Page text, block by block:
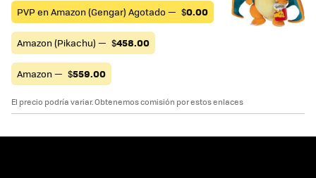
PVP en Amazon (Gengar) Agotado — $0.00
Amazon (Pikachu) — $458.00
Amazon — $559.00
El precio podría variar. Obtenemos comisión por estos enlaces